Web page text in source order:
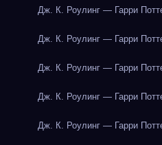
Дж. К. Роулинг — Гарри
Дж. К. Роулинг — Гарри
Дж. К. Роулинг — Гарри
Дж. К. Роулинг — Гарри
Дж. К. Роулинг — Гарри